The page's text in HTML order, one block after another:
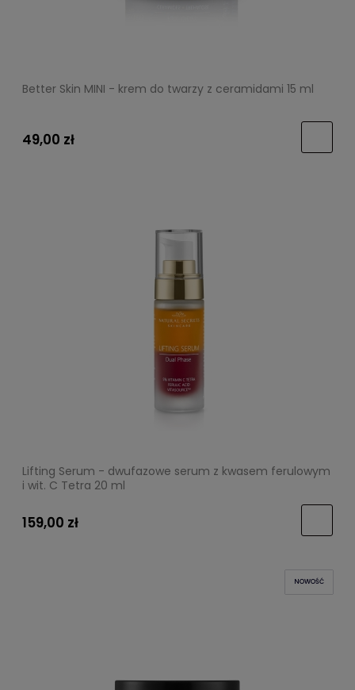
Better Skin MINI - krem do twarzy z ceramidami 15 ml
49,00 zł
Lifting Serum - dwufazowe serum z kwasem ferulowym
i wit. C Tetra 20 ml
159,00 zł
NOWOŚĆ